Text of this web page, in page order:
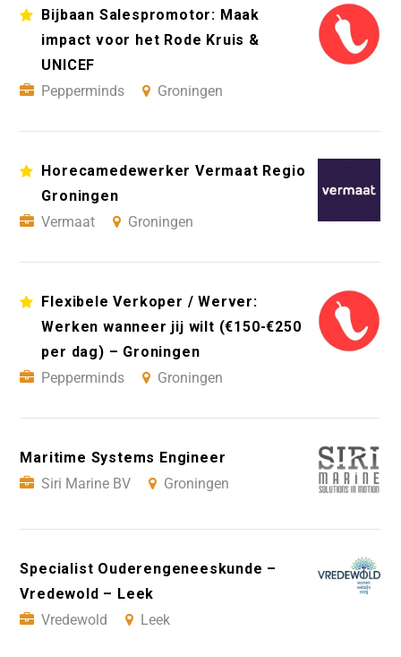
Bijbaan Salespromotor: Maak
impact voor het Rode Kruis &
UNICEF
Pepperminds
Groningen
Horecamedewerker Vermaat Regio
Groningen
Vermaat
Groningen
Flexibele Verkoper / Werver:
Werken wanneer jij wilt (€150-€250
per dag) – Groningen
Pepperminds
Groningen
Maritime Systems Engineer
Siri Marine BV
Groningen
Specialist Ouderengeneeskunde –
Vredewold – Leek
Vredewold
Leek